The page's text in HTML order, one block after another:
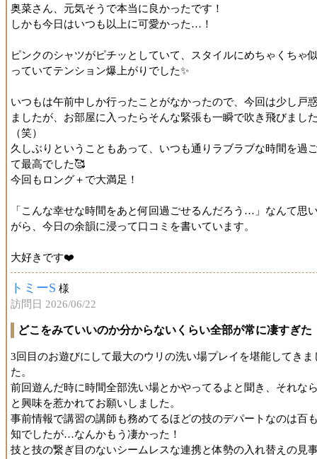
奥菜さん、元気そうで本当に良かったです！
しかも今日はいつも以上に可愛かった…！
ピンクのシャツがピチッとしていて、スタイルにめちゃくちゃ
っていてテンション爆上がりでした✨
いつもは午前中しか行ったことがなかったので、今回は少し戸
ましたが、お部屋に入ったらそんな緊張も一瞬で吹き飛びまし
（笑）
久しぶりということもあって、いつも通りラブラブな時間を過
て最高でした🥰
今回もロング＋で大満足！
「こんな幸せな時間をあと何回過ごせるんだろう…」なんて思
がら、今日の余韻に浸って口コミを書いています。
大好きです❤️
トミーS 様
訪問日 2026/06/22
どこをみていいのか分からないくらい全部が常に凄すぎた
3回目のお遊びにして最大のウリの洗い場プレイを堪能してきま
た。
前回遊んだ時に時間全部洗い場とかやってるよと聞き、それな
と興味を惹かれてお願いしました。
事前情報で講習の講師も務めてるほどの技のデパートなのは百
知でしたが…なんかもう凄かった！
技と技の繋ぎ目のないシームレスな連携と体勢の入れ替えの見